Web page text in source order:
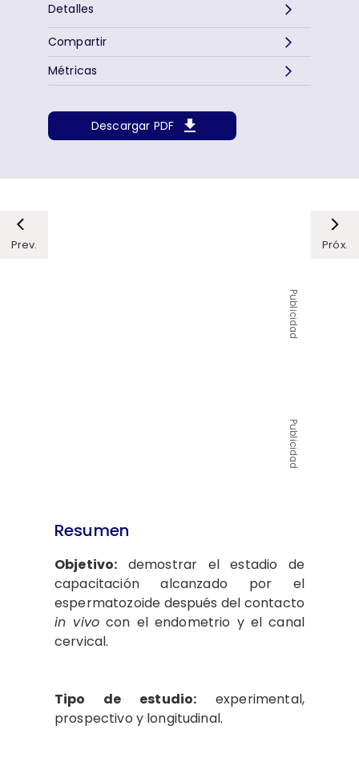
Detalles
Descargar PDF
Métricas
Compartir
Prev. Próx.
Publicidad
Publicidad
Resumen
Objetivo: demostrar el estadio de
capacitación alcanzado por el
espermatozoide después del contacto
in vivo con el endometrio y el canal
cervical.
Tipo de estudio: experimental,
prospectivo y longitudinal.